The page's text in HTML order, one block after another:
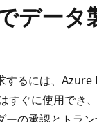
ータ
するには、
すぐに使用でき
の承認とトラン